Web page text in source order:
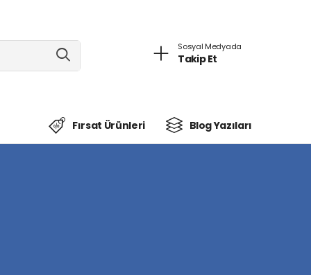
Sosyal Medyada
Takip Et
Fırsat Ürünleri Blog Yazıları